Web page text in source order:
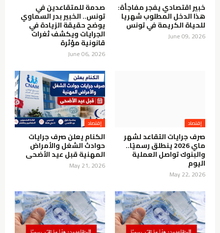
خبير اقتصادي يفجر مفاجأة:
هذا الدخل المطلوب شهريا
للحياة الكريمة في تونس
June 09, 2026
صدمة للمتقاعدين في
تونس.. الخبير بدر السماوي
يوضح حقيقة الزيادة في
الجرايات ويكشف ثغرات
قانونية مؤثرة
June 06, 2026
إقتصاد
صرف جرايات التقاعد لشهر
ماي 2026 ينطلق رسميًا..
والبنوك تواصل العملية
اليوم
May 22, 2026
إقتصاد
الكنام يعلن صرف جرايات
حوادث الشغل والأمراض
المهنية قبل عيد الأضحى
May 21, 2026